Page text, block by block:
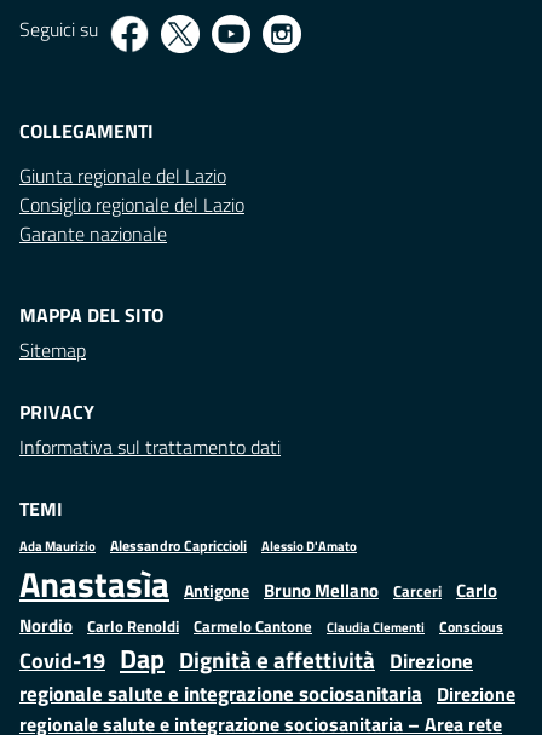
Seguici su
COLLEGAMENTI
Giunta regionale del Lazio
Consiglio regionale del Lazio
Garante nazionale
MAPPA DEL SITO
Sitemap
PRIVACY
Informativa sul trattamento dati
TEMI
Ada Maurizio Alessandro Capriccioli Alessio D'Amato
Anastasìa Antigone Bruno Mellano Carceri
Carlo
Nordio Carlo Renoldi Carmelo Cantone Claudia Clementi Conscious
Covid-19 Dap Dignità e affettività Direzione
regionale salute e integrazione sociosanitaria Direzione
regionale salute e integrazione sociosanitaria – Area rete